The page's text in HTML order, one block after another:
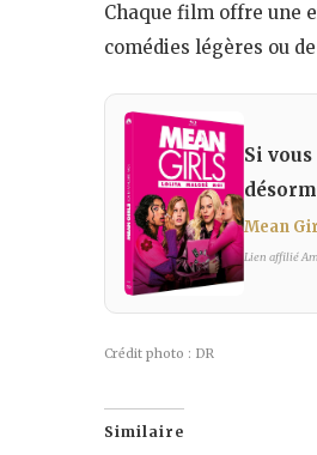
Chaque film offre une
comédies légères ou
Si
Mean
Lien affilié
Crédit photo : DR
Similaire